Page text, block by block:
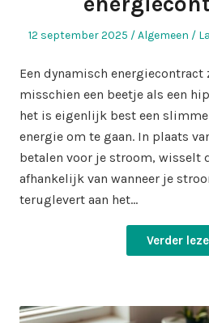
Geplaatst
12 september 2025
Geplaatst
Algemeen
Een dynamisch
misschien een beetje als een
het is eigenlijk best een
energie om te gaan. In plaats
betalen voor je stroom, wisselt
afhankelijk van wanneer je
teruglevert aan het…
Verder